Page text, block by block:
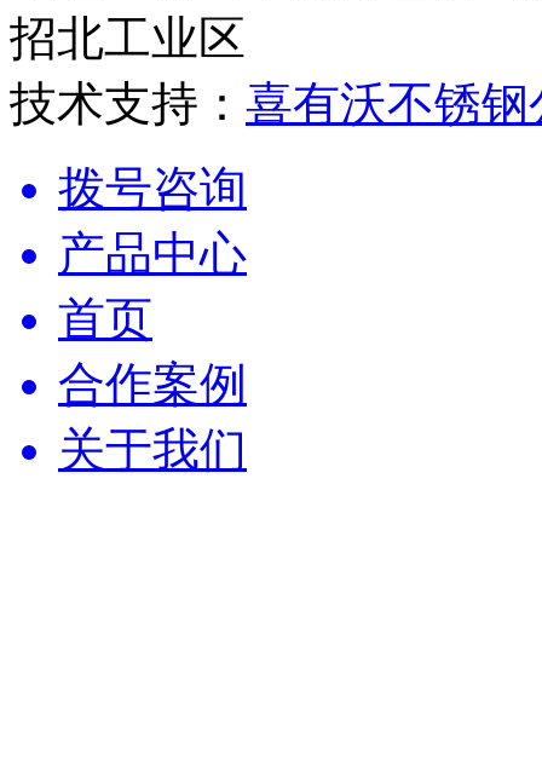
招北工业区
技术支持： 喜有沃不锈钢
拨号咨询
产品中心
首页
合作案例
关于我们